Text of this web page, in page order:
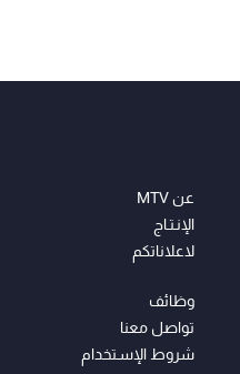
عن MTV
الإنـتـاج
لاعلاناتكم
وظائف
تواصل معنا
شروط الإسـتخدام